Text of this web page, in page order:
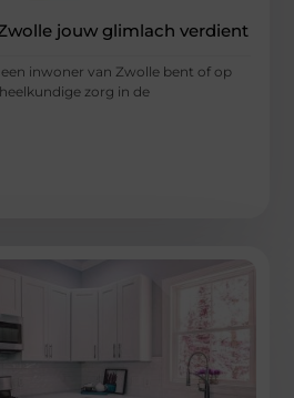
jouw glimlach verdient
een inwoner van Zwolle bent of op
zorg in de